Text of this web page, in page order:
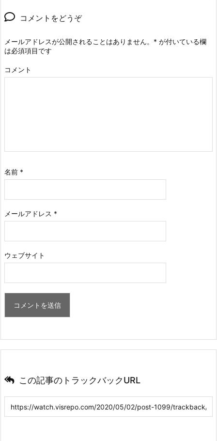
コメントをどうぞ
メールアドレスが公開されることはありません。 * が付いている欄
は必須項目です
コメント
名前 *
メールアドレス *
ウェブサイト
この記事のトラックバックURL